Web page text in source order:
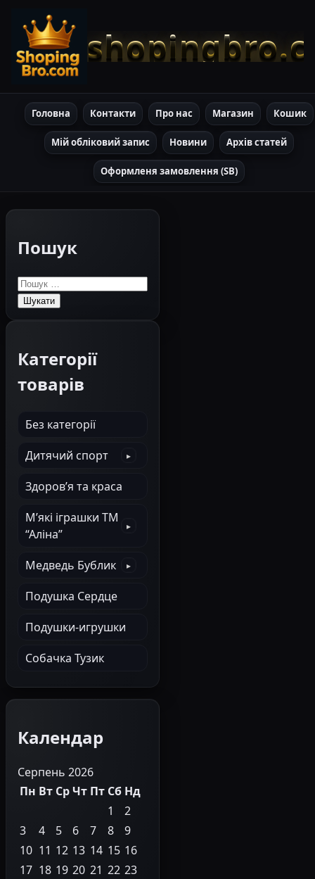
Головна Контакти Про нас Магазин Кошик
Мій обліковий запис Новини Архів статей
Оформленя замовлення (SB)
Пошук
Пошук:
Категорії
товарів
Без категорії
Дитячий спорт
Здоров’я та краса
М’які іграшки ТМ
“Аліна”
Медведь Бублик
Подушка Сердце
Подушки-игрушки
Собачка Тузик
Календар
Серпень 2026
Пн Вт СрЧт Пт Сб Нд
1
2
3
4 5 6 7 8
9
10 11 12 13 14 15 16
17 18 19 20 21 22 23